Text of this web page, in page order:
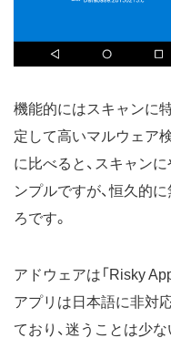
機能的にはスキャンに
定して高いマルウェア
に比べると、スキャン
ンプルですが、恒久的
ろです。
アドウェアは「Risky
アプリは日本語に非対
ており、迷うことは少